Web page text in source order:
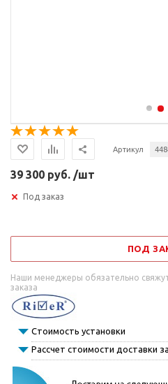
Артикул
39 300 руб. /шт
Под заказ
ПОД
Наши менеджеры обязательно
заказа
Стоимость установки
Рассчет стоимости доставки